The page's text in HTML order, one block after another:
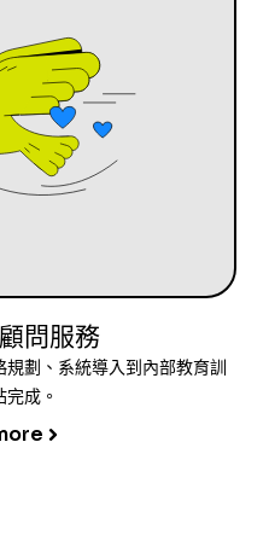
問服務
劃、系統導入到內部教育訓
成。